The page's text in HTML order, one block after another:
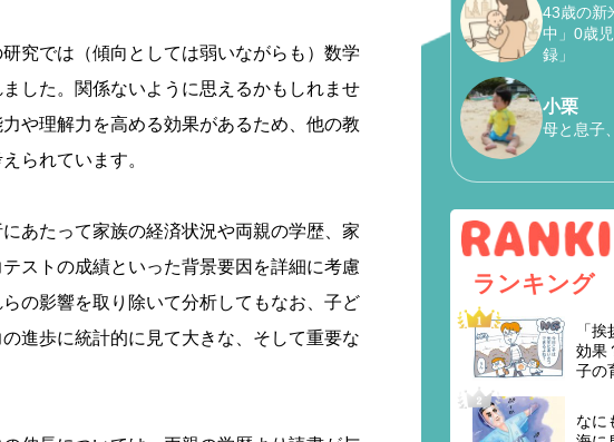
究では（傾向としては弱いながらも）数学
した。関係ないように思えるかもしれませ
や理解力を高める効果があるため、他の教
られています。
あたって家族の経済状況や両親の学歴、家
ストの成績といった背景要因を詳細に考慮
の影響を取り除いて分析してもなお、子ど
進歩に統計的に見て大きな、そして重要な
43歳の新
中」0歳
録」
小栗
母と息子
ランキング
「
効果
子の
なに